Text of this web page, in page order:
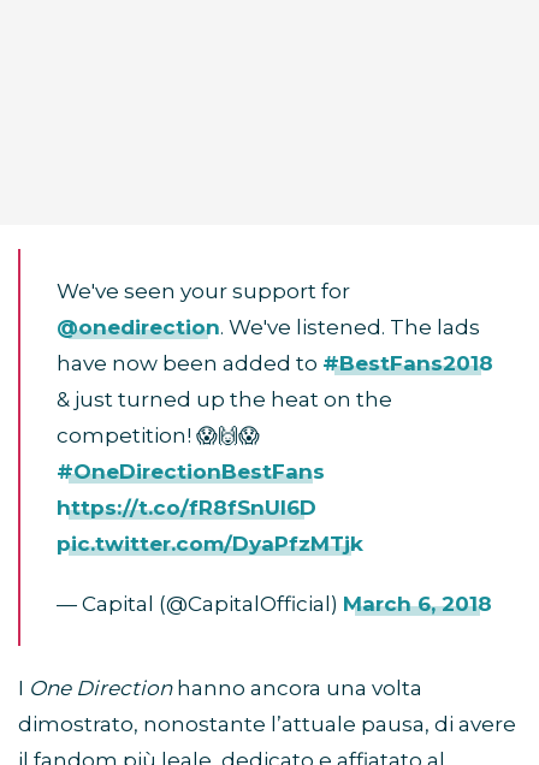
We've seen your support for
@onedirection. We've listened. The lads
have now been added to #BestFans2018
& just turned up the heat on the
competition! 😱🙌😱
#OneDirectionBestFans
https://t.co/fR8fSnUI6D
pic.twitter.com/DyaPfzMTjk
— Capital (@CapitalOfficial) March 6, 2018
I One Directionhanno ancora una volta
dimostrato, nonostante l’attuale pausa, di avere